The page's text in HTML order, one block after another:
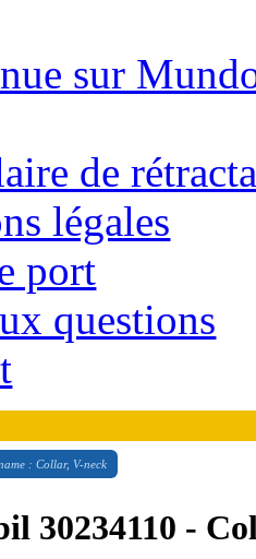
sur
de
légales
port
questions
: Collar, V-neck
30234110 -